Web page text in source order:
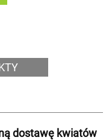
dostawę kwiatów